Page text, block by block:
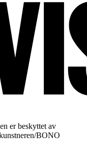
er beskyttet av
BONO